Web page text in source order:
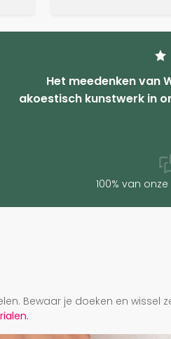
Het meedenken van
akoestisch kunstwerk in
100% van
Bewaar je doeken en wissel